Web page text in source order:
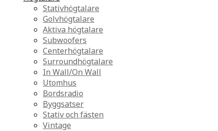
Stativhögtalare
Golvhögtalare
Aktiva högtalare
Subwoofers
Centerhögtalare
Surroundhögtalare
In Wall/On Wall
Utomhus
Bordsradio
Byggsatser
Stativ och fästen
Vintage